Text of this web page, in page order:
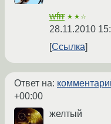
wfrr ★★☆
28.11.2010
Ссылка
Ответ на:
+00:00
желтый